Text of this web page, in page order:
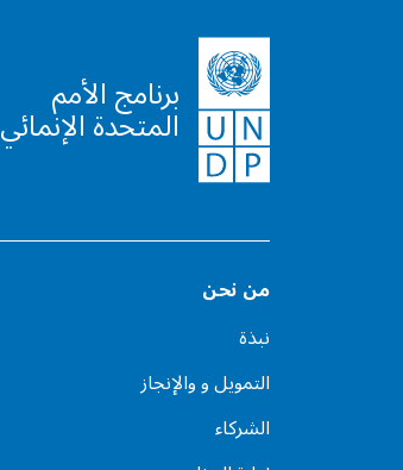
برنامج الأمم
المتحدة الإنمائي
من نحن
نبذة
التمويل و والإنجاز
الشركاء